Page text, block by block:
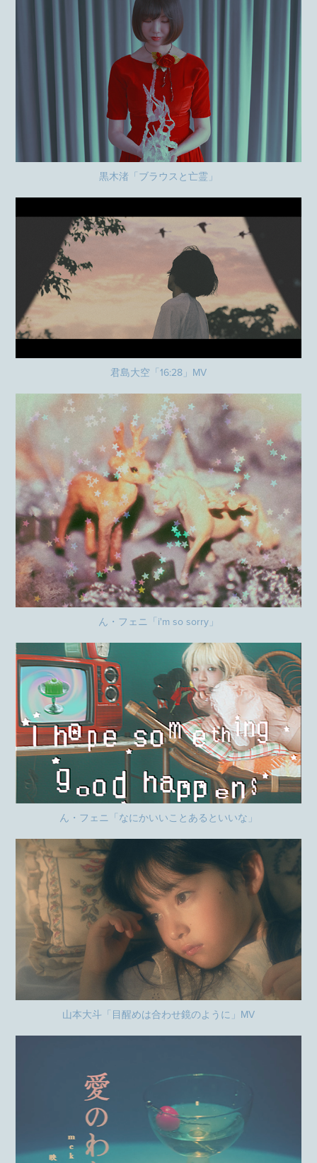
黒木渚「ブラウスと亡霊」
君島大空「16:28」MV
ん・フェニ「i'm so sorry」
ん・フェニ「なにかいいことあるといいな」
山本大斗「目醒めは合わせ鏡のように」MV